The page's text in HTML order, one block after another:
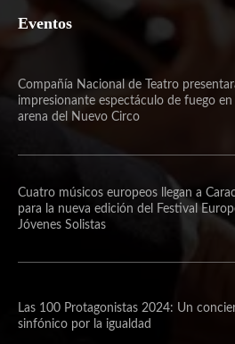
Eventos
Compañía Nacional de Teatro
impresionante espectáculo de fuego en
arena del Nuevo Circo
Cuatro músicos europeos llegan a
para la nueva edición del Festival
Jóvenes Solistas
Las 100 Protagonistas 2024: Un
sinfónico por la igualdad